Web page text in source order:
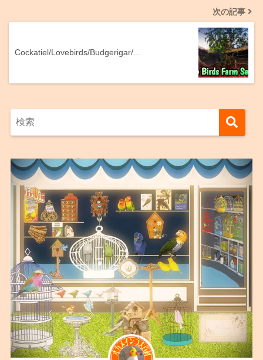
次の記事
Cockatiel/Lovebirds/Budgerigar/…